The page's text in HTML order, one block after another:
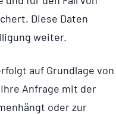
Diese Daten
weiter.
auf Grundlage von
Ihre Anfrage mit der
oder zur